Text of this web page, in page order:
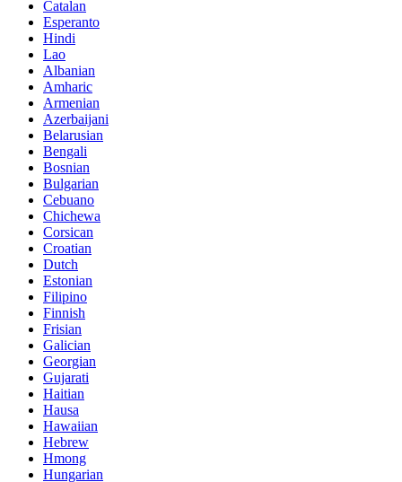
Catalan
Esperanto
Hindi
Lao
Albanian
Amharic
Armenian
Azerbaijani
Belarusian
Bengali
Bosnian
Bulgarian
Cebuano
Chichewa
Corsican
Croatian
Dutch
Estonian
Filipino
Finnish
Frisian
Galician
Georgian
Gujarati
Haitian
Hausa
Hawaiian
Hebrew
Hmong
Hungarian